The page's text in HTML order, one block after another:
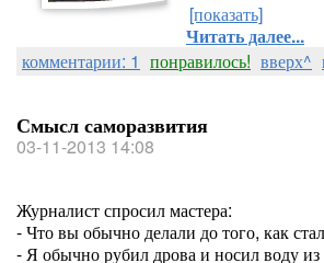
[показать]
Читать далее...
комментарии: 1 понравилось! вверх^
Смысл саморазвития
03-11-2013 14:08
Журналист спросил мастера:
- Что вы обычно делали до того, как
- Я обычно рубил дрова и носил воду из